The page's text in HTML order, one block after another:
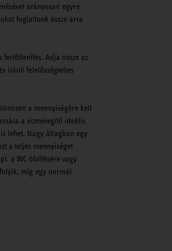
arányosan egyre
foglaltunk össze arra
fertőtlenítés. Adja össze az
iránti felelősségteljes
a mennyiségére kell
a vízmelegítő ideális
lehet. Nagy átlagban egy
a teljes mennyiséget
a WC öblítésére vagy
míg egy normál